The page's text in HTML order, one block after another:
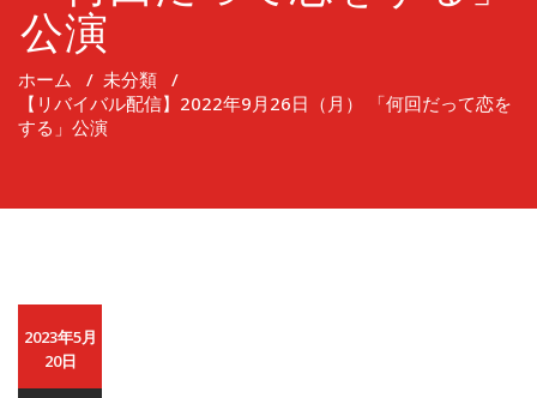
公演
ホーム / 未分類 /
【リバイバル配信】2022年9月26日（月） 「何回だって恋を
する」公演
2023年5月
20日